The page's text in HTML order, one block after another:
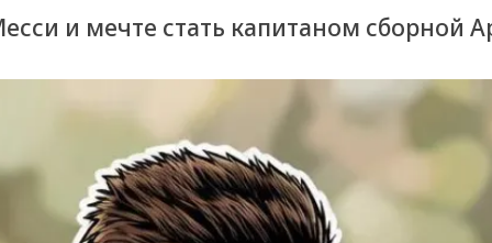
и мечте стать капитаном сборной